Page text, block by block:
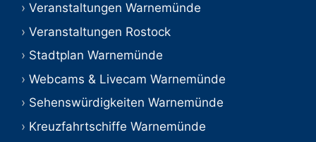
Veranstaltungen Warnemünde
Veranstaltungen Rostock
Stadtplan Warnemünde
Webcams & Livecam Warnemünde
Sehenswürdigkeiten Warnemünde
Kreuzfahrtschiffe Warnemünde